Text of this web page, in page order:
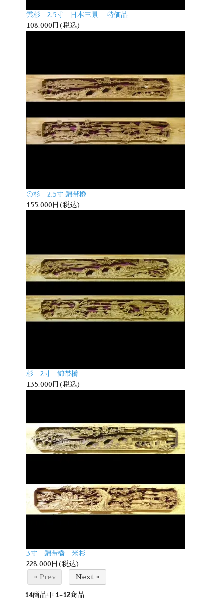
雲杉 2.5寸 日本三景 特価品
108,000円(税込)
①杉 2.5寸 錦帯橋
155,000円(税込)
杉 2寸 錦帯橋
135,000円(税込)
3寸 錦帯橋 米杉
228,000円(税込)
« Prev
Next »
14商品中 1-12商品